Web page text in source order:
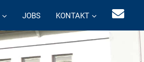
JOBS KONTAKT